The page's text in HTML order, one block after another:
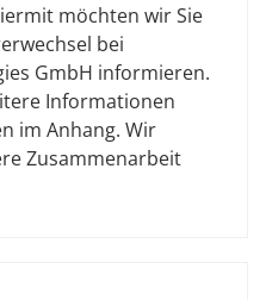
möchten wir Sie
bei
GmbH informieren.
Informationen
im Anhang. Wir
Zusammenarbeit